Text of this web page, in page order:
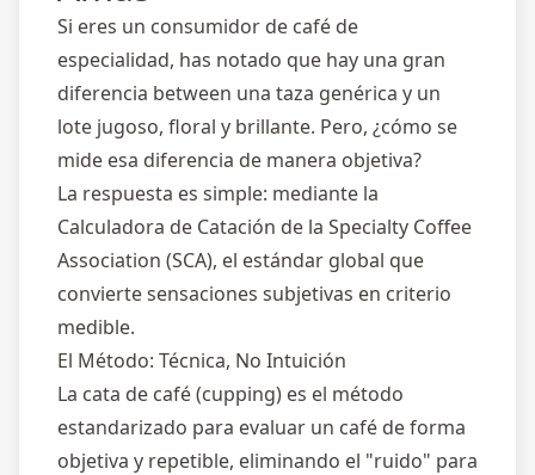
Si eres un consumidor de café de
especialidad, has notado que hay una gran
diferencia between una taza genérica y un
lote jugoso, floral y brillante. Pero, ¿cómo se
mide esa diferencia de manera objetiva?
La respuesta es simple: mediante la
Calculadora de Catación de la Specialty Coffee
Association (SCA), el estándar global que
convierte sensaciones subjetivas en criterio
medible.
El Método: Técnica, No Intuición
La cata de café (cupping) es el método
estandarizado para evaluar un café de forma
objetiva y repetible, eliminando el "ruido" para